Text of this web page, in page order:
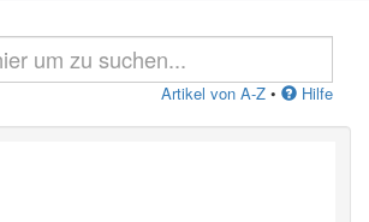
Artikel von A-Z • Hilfe